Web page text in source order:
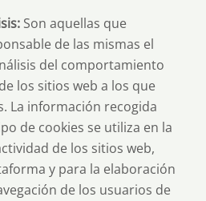
Son aquellas que
de las mismas el
del comportamiento
los sitios web a los que
La información recogida
de cookies se utiliza en la
de los sitios web,
y para la elaboración
de los usuarios de